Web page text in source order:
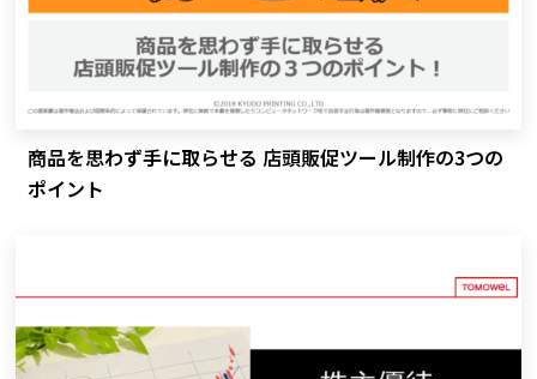
商品を思わず手に取らせる 店頭販促ツール制作の3つの
ポイント